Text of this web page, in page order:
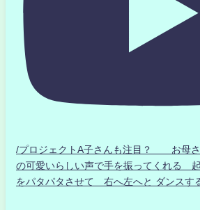
/プロジェクトA子さんも注目？ お母
の可愛いらしい声で手を振ってくれる
をパタパタさせて 右へ左へと ダンスす